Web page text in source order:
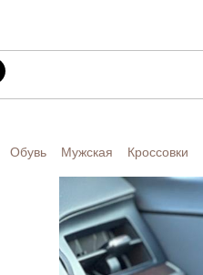
Обувь Мужская Кроссовки